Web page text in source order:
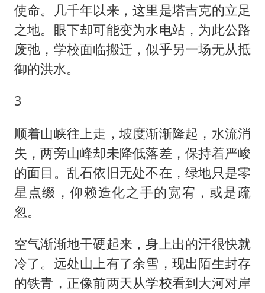
使命。几千年以来，这里是塔吉克的立足
之地。眼下却可能变为水电站，为此公路
废弛，学校面临搬迁，似乎另一场无从抵
御的洪水。
3
顺着山峡往上走，坡度渐渐隆起，水流消
失，两旁山峰却未降低落差，保持着严峻
的面目。乱石依旧无处不在，绿地只是零
星点缀，仰赖造化之手的宽宥，或是疏
忽。
空气渐渐地干硬起来，身上出的汗很快就
冷了。远处山上有了余雪，现出陌生封存
的铁青，正像前两天从学校看到大河对岸